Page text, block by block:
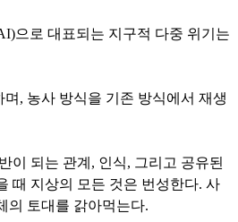
으로 대표되는 지구적 다중 위기는
, 농사 방식을 기존 방식에서 재생
이 되는 관계, 인식, 그리고 공유된
때 지상의 모든 것은 번성한다. 사
의 토대를 갉아먹는다.